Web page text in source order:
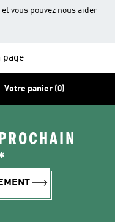
vous pouvez nous aider
page
Votre panier (0)